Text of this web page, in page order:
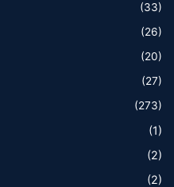
(33)
(26)
(20)
(27)
(273)
(1)
(2)
(2)